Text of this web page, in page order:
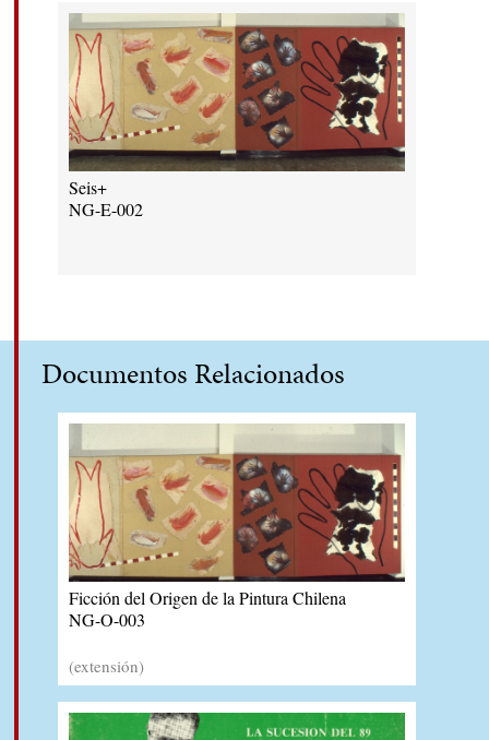
Seis+
NG-E-002
Documentos Relacionados
Ficción del Origen de la Pintura Chilena
NG-O-003
(extensión)